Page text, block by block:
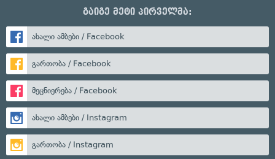
გაიგე მეტი პირველმა:
ახალი ამბები / Facebook
გართობა / Facebook
მეცნიერება / Facebook
ახალი ამბები / Instagram
გართობა / Instagram